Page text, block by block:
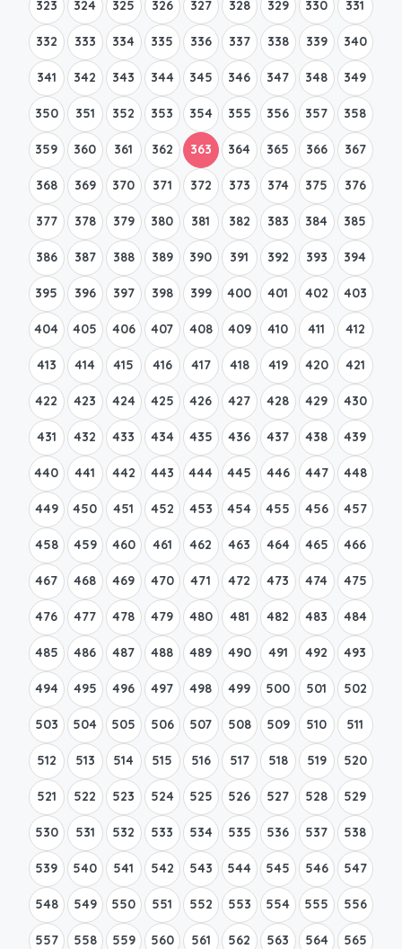
323 324 325 326 327 328 329 330 331
332 333 334 335 336 337 338 339 340
341 342 343 344 345 346 347 348 349
350 351 352 353 354 355 356 357 358
359 360 361 362 363 364 365 366 367
368 369 370 371 372 373 374 375 376
377 378 379 380 381 382 383 384 385
386 387 388 389 390 391 392 393 394
395 396 397 398 399 400 401 402 403
404 405 406 407 408 409 410 411 412
413 414 415 416 417 418 419 420 421
422 423 424 425 426 427 428 429 430
431 432 433 434 435 436 437 438 439
440 441 442 443 444 445 446 447 448
449 450 451 452 453 454 455 456 457
458 459 460 461 462 463 464 465 466
467 468 469 470 471 472 473 474 475
476 477 478 479 480 481 482 483 484
485 486 487 488 489 490 491 492 493
494 495 496 497 498 499 500 501 502
503 504 505 506 507 508 509 510 511
512 513 514 515 516 517 518 519 520
521 522 523 524 525 526 527 528 529
530 531 532 533 534 535 536 537 538
539 540 541 542 543 544 545 546 547
548 549 550 551 552 553 554 555 556
557 558 559 560 561 562 563 564 565